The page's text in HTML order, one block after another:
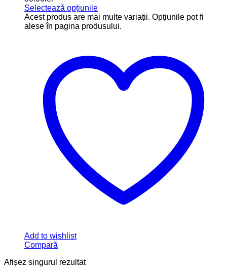
Selectează opțiunile
Acest produs are mai multe variații. Opțiunile pot fi
alese în pagina produsului.
Add to wishlist
Compară
Afișez singurul rezultat